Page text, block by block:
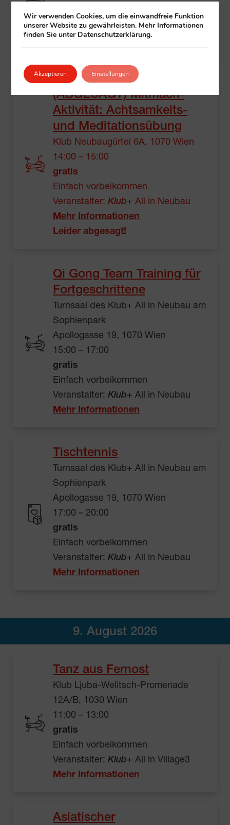
Einfach vorbeikommen
Veranstalter:Klub+ All in Penzing
(ABGESAGT) Mitmach-
Aktivität: Achtsamkeits-
und Meditationsübung
Klub Neubaugürtel 6A, 1070 Wien
14:00 – 15:00
gratis
Einfach vorbeikommen
Veranstalter: Klub+ All in Neubau
Mehr Informationen
Leider abgesagt!
Qi Gong Team Training für
Fortgeschrittene
Turnsaal des Klub+ All in Neubau am
Sophienpark
Apollogasse 19, 1070 Wien
15:00 – 17:00
gratis
Einfach vorbeikommen
Veranstalter: Klub+ All in Neubau
Mehr Informationen
Tischtennis
Turnsaal des Klub+ All in Neubau am
Sophienpark
Apollogasse 19, 1070 Wien
17:00 – 20:00
gratis
Einfach vorbeikommen
Veranstalter: Klub+ All in Neubau
Mehr Informationen
9. August 2026
Tanz aus Fernost
Klub Ljuba-Welitsch-Promenade
12A/B, 1030 Wien
11:00 – 13:00
gratis
Einfach vorbeikommen
Veranstalter: Klub+ All in Village3
Mehr Informationen
Asiatischer
Wir verwenden Cookies, um die einwandfreie Funktion
unserer Website zu gewährleisten. Mehr Informationen
finden Sie unter Datenschutzerklärung.
Akzeptieren Einstellungen